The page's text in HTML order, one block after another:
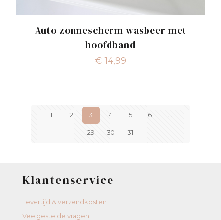
Auto zonnescherm wasbeer met
hoofdband
€ 14,99
1 2 3 4 5 6
29 30 31
Klantenservice
Levertijd & verzendkosten
Veelgestelde vragen